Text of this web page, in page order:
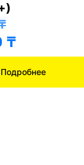
₸
Подробнее